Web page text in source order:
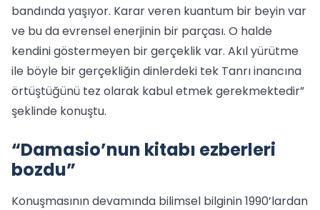
bandında yaşıyor. Karar veren kuantum bir beyin var
ve bu da evrensel enerjinin bir parçası. O halde
kendini göstermeyen bir gerçeklik var. Akıl yürütme
ile böyle bir gerçekliğin dinlerdeki tek Tanrı inancına
örtüştüğünü tez olarak kabul etmek gerekmektedir”
şeklinde konuştu.
“Damasio’nun kitabı ezberleri
bozdu”
Konuşmasının devamında bilimsel bilginin 1990’lardan